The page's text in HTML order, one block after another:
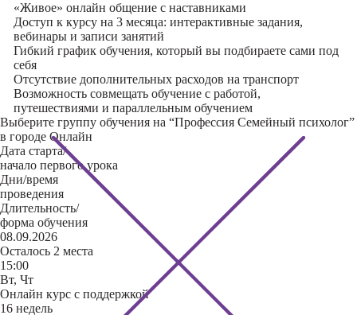
«Живое» онлайн общение с наставниками
Доступ к курсу на 3 месяца: интерактивные задания,
вебинары и записи занятий
Гибкий график обучения, который вы подбираете сами под
себя
Отсутствие дополнительных расходов на транспорт
Возможность совмещать обучение с работой,
путешествиями и параллельным обучением
Выберите группу обучения на “Профессия Семейный психолог”
в городе Онлайн
Дата старта/
начало первого урока
Дни/время
проведения
Длительность/
форма обучения
08.09.2026
Осталось 2 места
15:00
Вт, Чт
Онлайн курс с поддержкой
16 недель